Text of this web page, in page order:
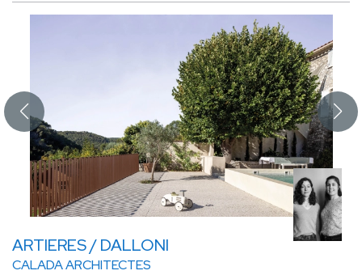
ARTIERES / DALLONI
CALADA ARCHITECTES